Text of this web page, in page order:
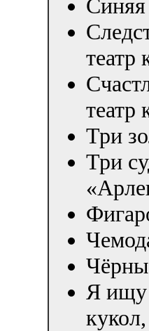
театр
театр
Три
Три
Я ищу